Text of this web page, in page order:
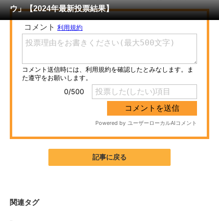
メディア
注目記事を集めた総合ページ
ITの今と未来を見通す
スマホと通信の最新トレンド
進化するPCとデバイスの未来
AI活用のいまが分かる
ウ」【2024年最新投票結果】
記事に戻る
関連タグ